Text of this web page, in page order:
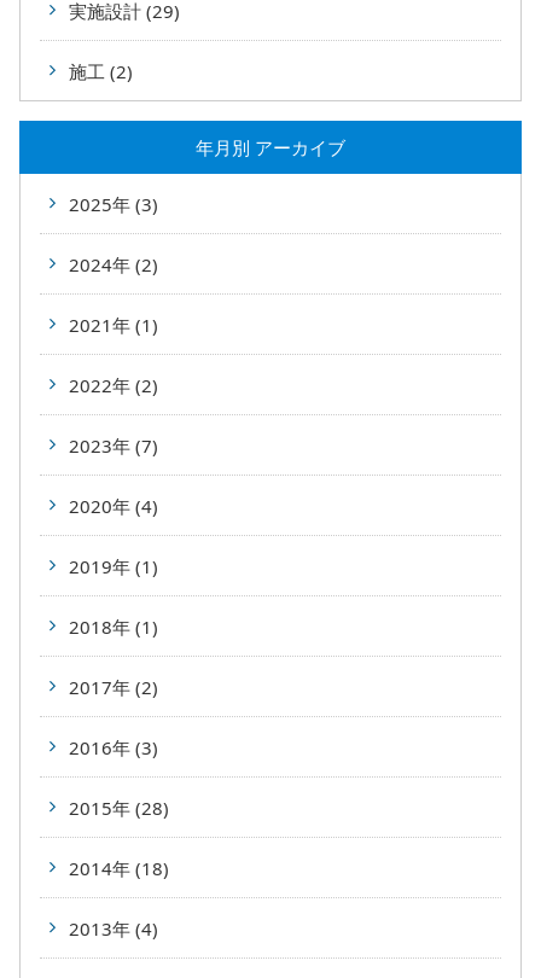
実施設計 (29)
施工 (2)
年⽉別 アーカイブ
2025年 (3)
2024年 (2)
2021年 (1)
2022年 (2)
2023年 (7)
2020年 (4)
2019年 (1)
2018年 (1)
2017年 (2)
2016年 (3)
2015年 (28)
2014年 (18)
2013年 (4)